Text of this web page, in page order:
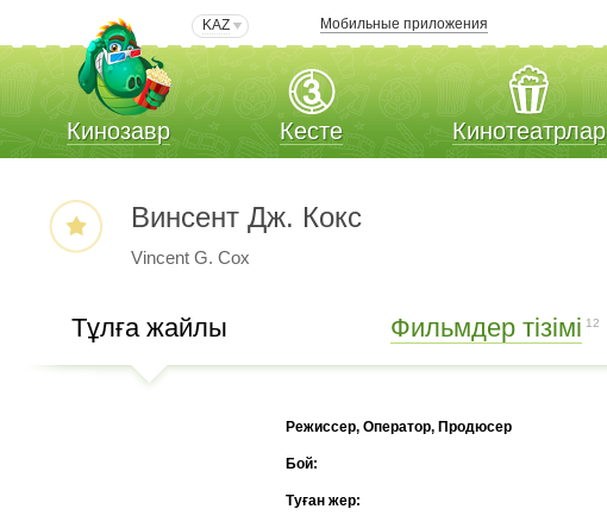
KAZ Мобильные приложения
Кинозавр Кесте Кинотеатрлар
Винсент Дж. Кокс
Vincent G. Cox
Тұлға жайлы Фильмдер тізімі 12
Режиссер, Оператор, Продюсер
Бой:
Туған жер: